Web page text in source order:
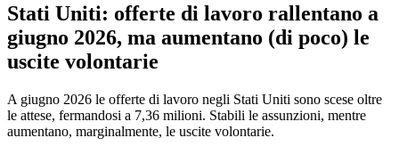
Stati Uniti: offerte di lavoro rallentano a
giugno 2026, ma aumentano (di poco) le
uscite volontarie
A giugno 2026 le offerte di lavoro negli Stati Uniti sono scese oltre
le attese, fermandosi a 7,36 milioni. Stabili le assunzioni, mentre
aumentano, marginalmente, le uscite volontarie.